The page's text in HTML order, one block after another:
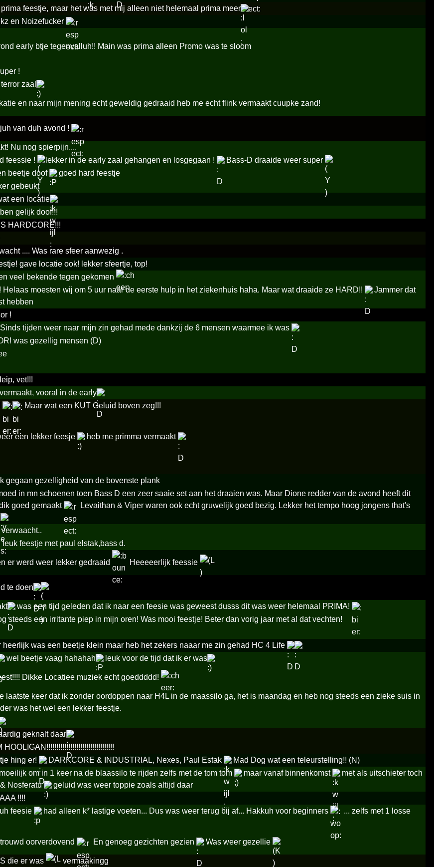
feestje, maar het was met mij alleen niet helemaal prima meer
en Noizefucker
early btje tegenvalluh!! Main was prima alleen Promo was te sloom
!
zaal
en naar mijn mening echt geweldig gedraaid heb me echt flink vermaakt cuupke zand!
van duh avond !
Nu nog spierpijn....
feessie ! lekker in de early zaal gehangen en losgegaan ! Bass-D draaide weer super
beetje doof goed hard feestje
gebeukt
een locatie
gelijk doof!!!
HARDCORE!!!
.... Was rare sfeer aanwezig .
gave locatie ook! lekker sfeertje, top!
veel bekende tegen gekomen
Helaas moesten wij om 5 uur naar de eerste hulp in het ziekenhuis haha. Maar wat draaide ze HARD!!
Jammer dat
hebben
!
tijden weer naar mijn zin gehad mede dankzij de 6 mensen waarmee ik was
was gezellig mensen (D)
vet!!!
vooral in de early
Maar wat een KUT Geluid boven zeg!!!
een lekker feesje heb me primma vermaakt
gegaan gezelligheid van de bovenste plank
in mn schoenen toen Bass D een zeer saaie set aan het draaien was. Maar Dione redder van de avond heeft dit
goed gemaakt
Levaithan & Viper waren ook echt gruwelijk goed bezig. Lekker het tempo hoog jongens that's
feestje met paul elstak,bass d.
er werd weer lekker gedraaid Heeeeerlijk feessie
te doen
was een tijd geleden dat ik naar een feesie was geweest dusss dit was weer helemaal PRIMA!
steeds een irritante piep in mijn oren! Was mooi feestje! Beter dan vorig jaar met al dat vechten!
heerlijk was een beetje klein maar heb het zekers naaar me zin gehad HC 4 Life
wel beetje vaag hahahah leuk voor de tijd dat ik er was
Dikke Locatiee muziek echt goeddddd!
laatste keer dat ik zonder oordoppen naar H4L in de maassilo ga, het is maandag en heb nog steeds een zieke suis in
was het wel een lekker feestje.
geknalt daar
hing er! DARKCORE & INDUSTRIAL, Nexes, Paul Estak Mad Dog wat een teleurstelling!! (N)
om in 1 keer na de blaassilo te rijden zelfs met de tom tom maar vanaf binnenkomst
met als uitschieter toch
Nosferatu
geluid was weer toppie zoals altijd daar
!!!!
feesie had alleen k* lastige voeten... Dus was weer terug bij af... Hakkuh voor beginners
... zelfs met 1 losse
oorverdovend En genoeg gezichten gezien Was weer gezellie
die er was vermaakingg